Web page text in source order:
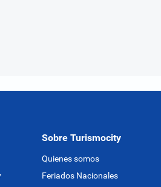
Sobre Turismocity
Quienes somos
Feriados Nacionales